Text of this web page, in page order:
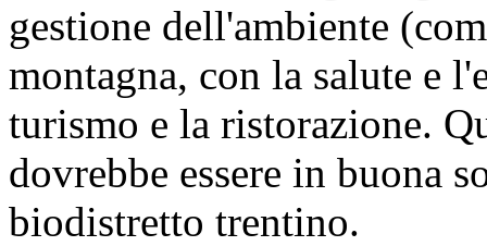
gestione dell'ambiente
montagna, con la salute e
turismo e la ristorazione.
dovrebbe essere in buona
biodistretto trentino.